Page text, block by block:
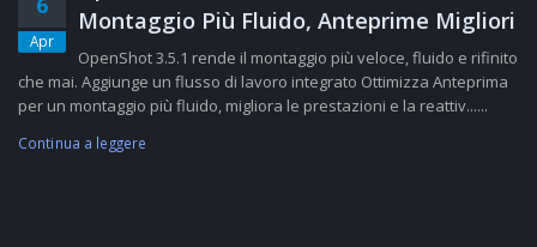
Apr
Montaggio Più Fluido, Anteprime Migliori
OpenShot 3.5.1 rende il montaggio più veloce, fluido e rifinito
che mai. Aggiunge un flusso di lavoro integrato Ottimizza Anteprima
per un montaggio più fluido, migliora le prestazioni e la reattiv......
Continua a leggere